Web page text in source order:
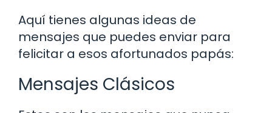
Aquí tienes algunas ideas de
mensajes que puedes enviar para
felicitar a esos afortunados papás:
Mensajes Clásicos